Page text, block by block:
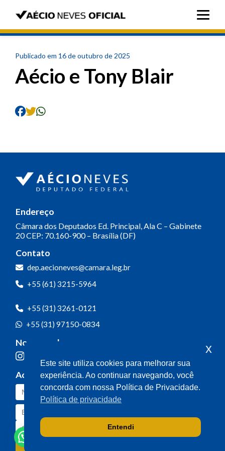
Publicado em 16 de outubro de 2025
Aécio e Tony Blair
Endereço
Câmara dos Deputados Ed. Principal, Ala C – Gabinete
20CEP: 70.160-900 – Brasília (DF)
Contato
dep.aecioneves@camara.leg.br
+55 (61) 3215-5964
+55 (31) 3261-0121
+55 (31) 97150-0834
Nossas redes
Acompanhe o meu mandato
Este site utiliza cookies para melhorar sua
experiência. Ao continuar navegando, você
concorda com nossa Política de Privacidade.
Política de privacidade
Entendi
x